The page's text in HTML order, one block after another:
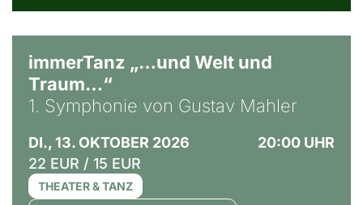
immerTanz „…und Welt und
Traum…“
1. Symphonie von Gustav Mahler
DI., 13. OKTOBER 2026
20:00 UHR
22 EUR / 15 EUR
THEATER & TANZ